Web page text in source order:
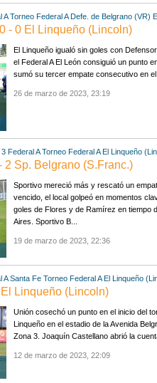
A Torneo Federal A Defe. de Belgrano (VR)
- 0 El Linqueño (Lincoln)
El Linqueño igualó sin goles con
el Federal A El León consiguió un punto
sumó su tercer empate consecutivo en
26 de marzo de 2023, 23:19
3 Federal A Torneo Federal A El Linqueño
2 Sp. Belgrano (S.Franc.)
Sportivo mereció más y rescató un
vencido, el local golpeó en momentos
goles de Flores y de Ramírez en tiempo
Aires. Sportivo B...
19 de marzo de 2023, 22:36
A Santa Fe Torneo Federal A El Linqueño
Linqueño (Lincoln)
Unión cosechó un punto en el inicio del
Linqueño en el estadio de la Avenida
Zona 3. Joaquín Castellano abrió la
12 de marzo de 2023, 22:09